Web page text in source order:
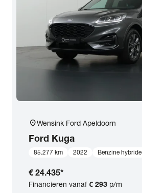
location_onWensink Ford Apeldoorn
Ford Kuga
85.277 km 2022 Benzine hybride
€ 24.435*
Financieren vanaf€ 293 p/m